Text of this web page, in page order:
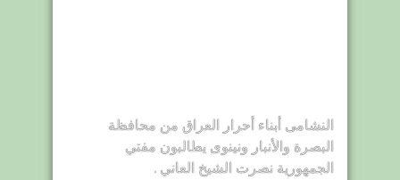
النشامى أبناء أحرار العراق من محافظة
البصرة والأنبار ونينوى يطالبون مفتي
الجمهورية نصرت الشيخ العاني .